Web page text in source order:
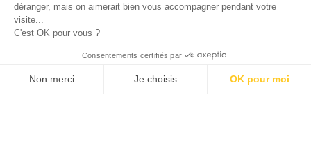
déranger, mais on aimerait bien vous accompagner pendant votre
visite...
C'est OK pour vous ?
Consentements certifiés par
Non merci Je choisis OK pour moi
★★★★★